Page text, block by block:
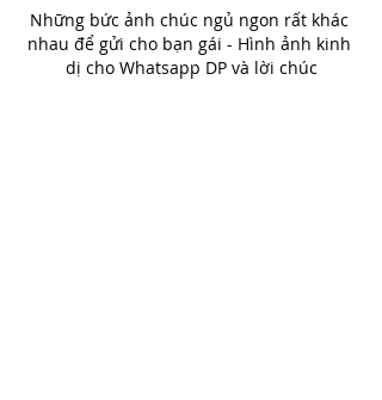
Những bức ảnh chúc ngủ ngon rất khác
nhau để gửi cho bạn gái - Hình ảnh kinh
dị cho Whatsapp DP và lời chúc